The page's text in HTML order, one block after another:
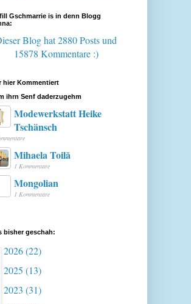
Gschmarrie is in denn Blogg
Blog hat 2880 Postsund
15878 Kommentare :)
hier Kommentiert
ihrn Senf daderzugehm
Modewerkstatt Heike
Tschänsch
Mihaela Toilă
1 Kommentare
Mongolian
1 Kommentare
bisher geschah:
2026(22)
2025 (13)
2023 (31)